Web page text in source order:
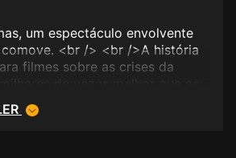
um espectáculo envolvente
comove. <br /> <br />A história
filmes sobre as crises da
Swift... <br /> <br />As